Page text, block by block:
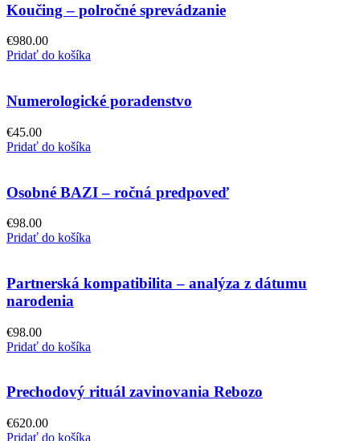
Koučing – polročné sprevádzanie
€980.00
Pridať do košíka
Numerologické poradenstvo
€45.00
Pridať do košíka
Osobné BAZI – ročná predpoveď
€98.00
Pridať do košíka
Partnerská kompatibilita – analýza z dátumu
narodenia
€98.00
Pridať do košíka
Prechodový rituál zavinovania Rebozo
€620.00
Pridať do košíka